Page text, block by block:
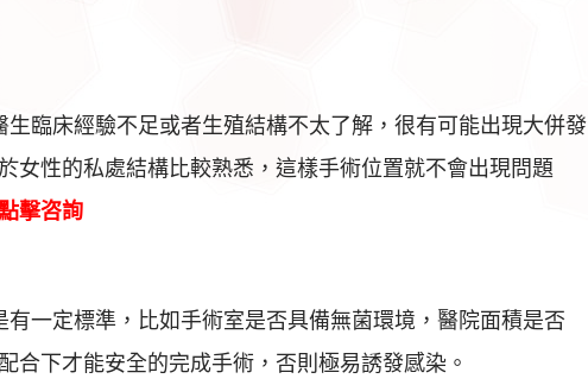
臨床經驗不足或者生殖結構不太了解，很有可能出現大併發
女性的私處結構比較熟悉，這樣手術位置就不會出現問題
擊咨詢
一定標準，比如手術室是否具備無菌環境，醫院面積是否
合下才能安全的完成手術，否則極易誘發感染。